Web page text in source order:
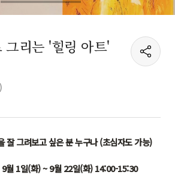
그리는 '힐링 아트'
잘 그려보고 싶은 분 누구나 (초심자도 가능)
월 1일(화) ~ 9월 22일(화) 14:00-15:30